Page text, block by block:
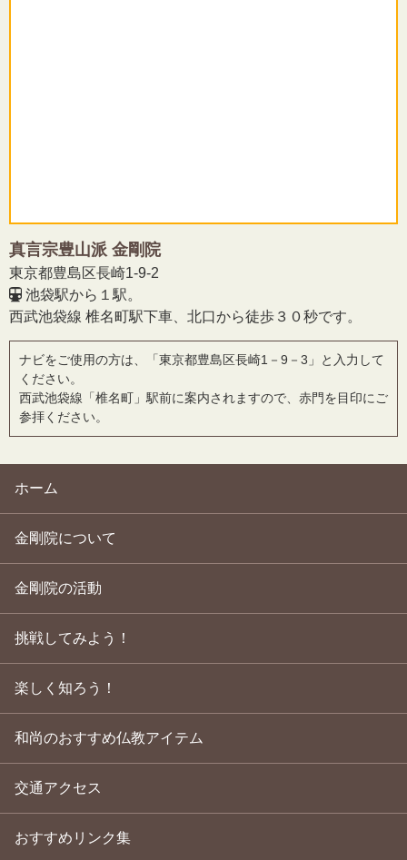
真言宗豊山派 金剛院
東京都豊島区長崎1-9-2
池袋駅から１駅。
西武池袋線 椎名町駅下車、北口から徒歩３０秒です。
ナビをご使用の方は、「東京都豊島区長崎1－9－3」と入力して
ください。
西武池袋線「椎名町」駅前に案内されますので、赤門を目印にご
参拝ください。
ホーム
金剛院について
金剛院の活動
挑戦してみよう！
楽しく知ろう！
和尚のおすすめ仏教アイテム
交通アクセス
おすすめリンク集